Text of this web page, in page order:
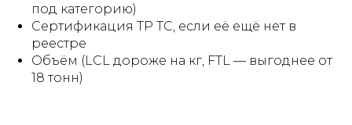
под категорию)
Сертификация ТР ТС, если её ещё нет в
реестре
Объём (LCL дороже на кг, FTL — выгоднее от
18 тонн)